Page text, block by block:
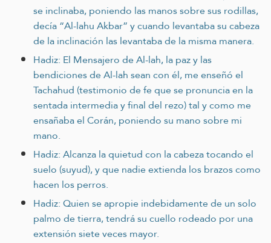
se inclinaba, poniendo las manos sobre sus rodillas,
decía “Al-lahu Akbar” y cuando levantaba su cabeza
de la inclinación las levantaba de la misma manera.
Hadiz: El Mensajero de Al-lah, la paz y las
bendiciones de Al-lah sean con él, me enseñó el
Tachahud (testimonio de fe que se pronuncia en la
sentada intermedia y final del rezo) tal y como me
ensañaba el Corán, poniendo su mano sobre mi
mano.
Hadiz: Alcanza la quietud con la cabeza tocando el
suelo (suyud), y que nadie extienda los brazos como
hacen los perros.
Hadiz: Quien se apropie indebidamente de un solo
palmo de tierra, tendrá su cuello rodeado por una
extensión siete veces mayor.